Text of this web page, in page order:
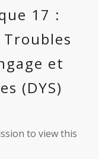
17 :
et
(DYS)
to view this